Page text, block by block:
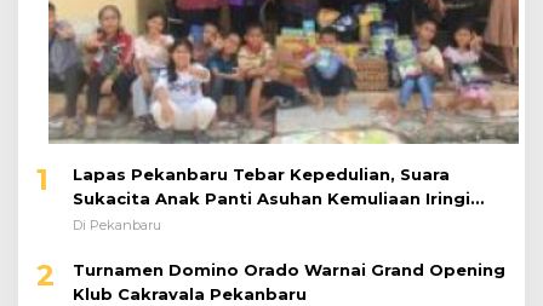
1
Lapas Pekanbaru Tebar Kepedulian, Suara
Sukacita Anak Panti Asuhan Kemuliaan Iringi
Bantuan Sosial
Di Pekanbaru
2
Turnamen Domino Orado Warnai Grand Opening
Klub Cakravala Pekanbaru